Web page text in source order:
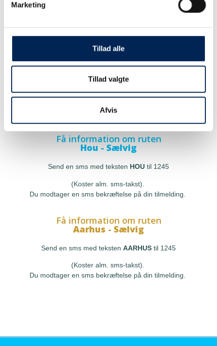
Marketing
Tillad alle
Tillad valgte
Afvis
Få information om ruten
Hou - Sælvig
Send en sms med teksten HOU til 1245
(Koster alm. sms-takst).
Du modtager en sms bekræftelse på din tilmelding.
Få information om ruten
Aarhus - Sælvig
Send en sms med teksten AARHUS til 1245
(Koster alm. sms-takst).
Du modtager en sms bekræftelse på din tilmelding.